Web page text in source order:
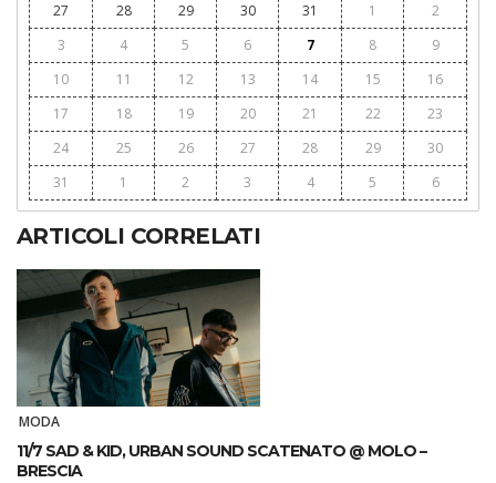
27
28 29 30 31 1
2
3
4 5 6 7 8
9
10
11 12 13 14 15
16
17
18 19 20 21 22
23
24
25 26 27 28 29
30
31
1 2 3 4 5 6
ARTICOLI CORRELATI
MODA
11/7 SAD & KID, URBAN SOUND SCATENATO @ MOLO –
BRESCIA